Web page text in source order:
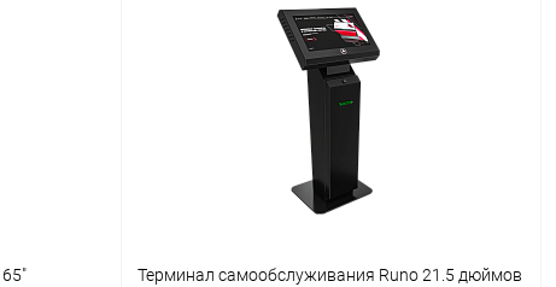
Терминал самообслуживания Runo 21.5 дюймов